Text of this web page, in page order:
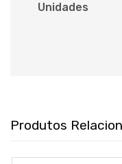
Unidades
Produtos